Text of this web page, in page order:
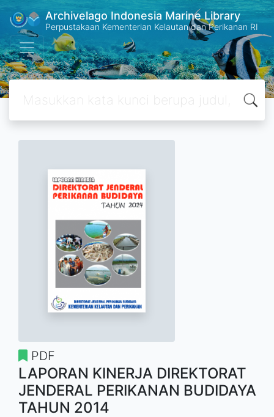
Archivelago Indonesia Marine Library
Perpustakaan Kementerian Kelautan dan Perikanan RI
PDF
LAPORAN KINERJA DIREKTORAT
JENDERAL PERIKANAN BUDIDAYA
TAHUN 2014